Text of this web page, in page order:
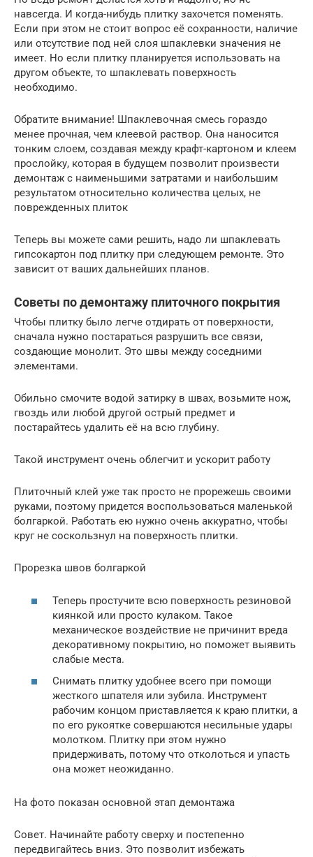
навсегда. И когда-нибудь плитку захочется поменять.
Если при этом не стоит вопрос её сохранности, наличие
или отсутствие под ней слоя шпаклевки значения не
имеет. Но если плитку планируется использовать на
другом объекте, то шпаклевать поверхность
необходимо.
Обратите внимание! Шпаклевочная смесь гораздо
менее прочная, чем клеевой раствор. Она наносится
тонким слоем, создавая между крафт-картоном и клеем
прослойку, которая в будущем позволит произвести
демонтаж с наименьшими затратами и наибольшим
результатом относительно количества целых, не
поврежденных плиток
Теперь вы можете сами решить, надо ли шпаклевать
гипсокартон под плитку при следующем ремонте. Это
зависит от ваших дальнейших планов.
Советы по демонтажу плиточного покрытия
Чтобы плитку было легче отдирать от поверхности,
сначала нужно постараться разрушить все связи,
создающие монолит. Это швы между соседними
элементами.
Обильно смочите водой затирку в швах, возьмите нож,
гвоздь или любой другой острый предмет и
постарайтесь удалить её на всю глубину.
Такой инструмент очень облегчит и ускорит работу
Плиточный клей уже так просто не прорежешь своими
руками, поэтому придется воспользоваться маленькой
болгаркой. Работать ею нужно очень аккуратно, чтобы
круг не соскользнул на поверхность плитки.
Прорезка швов болгаркой
Теперь простучите всю поверхность резиновой
киянкой или просто кулаком. Такое
механическое воздействие не причинит вреда
декоративному покрытию, но поможет выявить
слабые места.
Снимать плитку удобнее всего при помощи
жесткого шпателя или зубила. Инструмент
рабочим концом приставляется к краю плитки, а
по его рукоятке совершаются несильные удары
молотком. Плитку при этом нужно
придерживать, потому что отколоться и упасть
она может неожиданно.
На фото показан основной этап демонтажа
Совет. Начинайте работу сверху и постепенно
передвигайтесь вниз. Это позволит избежать